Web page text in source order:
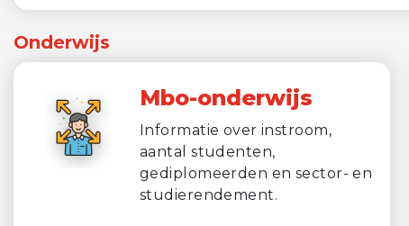
Onderwijs
Mbo-onderwijs
Informatie over instroom,
aantal studenten,
gediplomeerden en sector- en
studierendement.